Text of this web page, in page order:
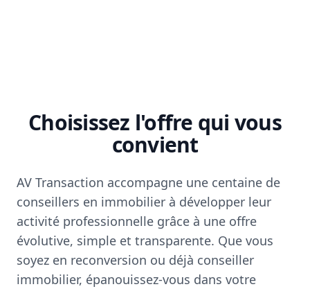
Choisissez l'offre qui vous
convient
AV Transaction accompagne une centaine de
conseillers en immobilier à développer leur
activité professionnelle grâce à une offre
évolutive, simple et transparente. Que vous
soyez en reconversion ou déjà conseiller
immobilier, épanouissez-vous dans votre